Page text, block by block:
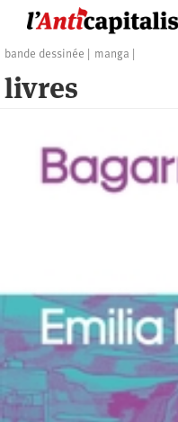
contenu
bande dessinée manga
livres